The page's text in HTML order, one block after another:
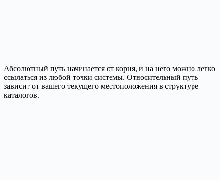
Абсолютный путь начинается от корня, и на него можно легко
ссылаться из любой точки системы. Относительный путь
зависит от вашего текущего местоположения в структуре
каталогов.